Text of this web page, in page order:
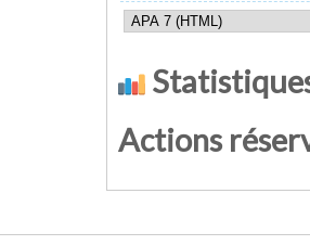
Actions